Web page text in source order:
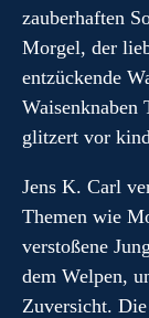
zauberhaften
Morgel, der
entzückende
Waisenknaben
glitzert vor
Jens K. Carl
Themen wie
verstoßene
dem Welpen,
Zuversicht.